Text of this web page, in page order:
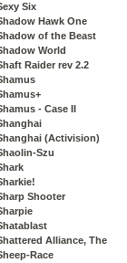
Six
Hawk One
of the Beast
World
Raider rev 2.2
- Case II
(Activision)
Szu
Shooter
Alliance, The
Race